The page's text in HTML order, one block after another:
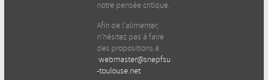
notre pensée critique.
Afin de l’alimenter,
n’hésitez pas à faire
des propositions à
:webmaster@snepfsu
-toulouse.net